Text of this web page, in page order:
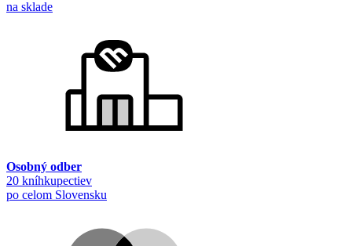
na sklade
Osobný odber
20 kníhkupectiev
po celom Slovensku